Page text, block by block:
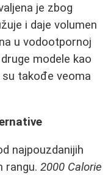
je zbog
i daje volumen
u vodootpornoj
modele kao
su takođe veoma
najpouzdanijih
rangu. 2000 Calorie